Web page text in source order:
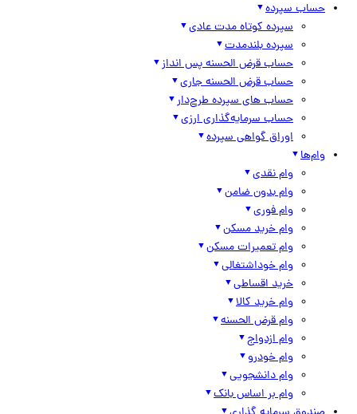
حساب سپرده
سپرده کوتاه مدت عادی
سپرده بلندمدت
حساب قرض الحسنه پس انداز
حساب قرض الحسنه جاری
حساب های سپرده طرح‌دار
حساب سرمایه‌گذاری ارزی
اوراق گواهی سپرده
وام‌ها
وام نقدی
وام بدون ضامن
وام فوری
وام خرید مسکن
وام تعمیرات مسکن
وام خوداشتغالی
خرید اقساطی
وام خرید کالا
وام قرض الحسنه
وام ازدواج
وام خودرو
وام دانشجویی
وام بر اساس بانک